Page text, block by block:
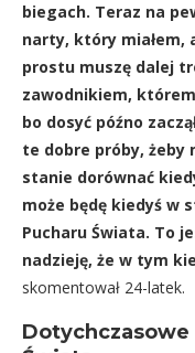
biegach. Teraz na
narty, który miałem,
prostu muszę dalej
zawodnikiem,
bo dosyć późno
te dobre próby, żeby
stanie dorównać
może będę kiedyś w
Pucharu Świata. To
nadzieję, że w tym
skomentował 24-latek.